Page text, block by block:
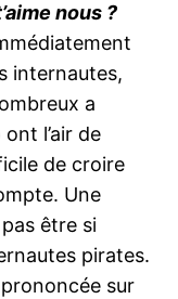
nous ?
internautes,
a
l’air de
de croire
Une
être si
pirates.
sur